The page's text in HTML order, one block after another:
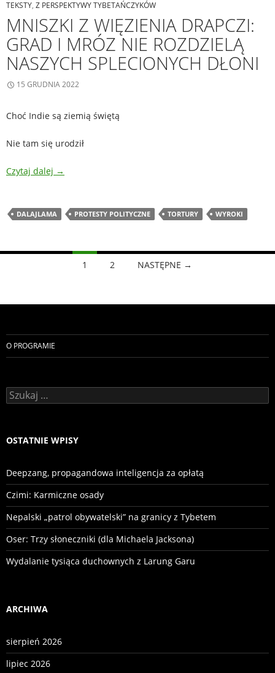
TEKSTY, Z PERSPEKTYWY TYBETAŃCZYKÓW
MNISZKI Z WIĘZIENIA DRAPCZI:
GRAD I MRÓZ NIE ROZDZIELĄ
NASZYCH SPLECIONYCH DŁONI
15 GRUDNIA 2022
Choć Indie są ziemią świętą
Nie tam się urodził
Czytaj dalej →
DALAJLAMA PROTESTY POLITYCZNE TORTURY WYROKI
wpisach
1 2 NASTĘPNE →
O PROGRAMIE
Szukaj:
OSTATNIE WPISY
Deepzang, propagandowa inteligencja za opłatą
Czimi: Karmiczne osady
Nepalski „patrol obywatelski” na granicy z Tybetem
Oser: Trzy słoneczniki (dla Michaela Jacksona)
Wydalanie tysiąca duchownych z Larung Garu
ARCHIWA
sierpień 2026
lipiec 2026